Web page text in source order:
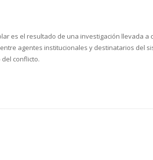
es el resultado de una investigación llevada
agentes institucionales y destinatarios del
conflicto.